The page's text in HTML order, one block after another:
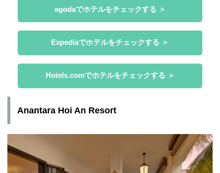
agodaでホテルをチェックする ＞
Expediaでホテルをチェックする ＞
Hotels.comでホテルをチェックする ＞
Anantara Hoi An Resort